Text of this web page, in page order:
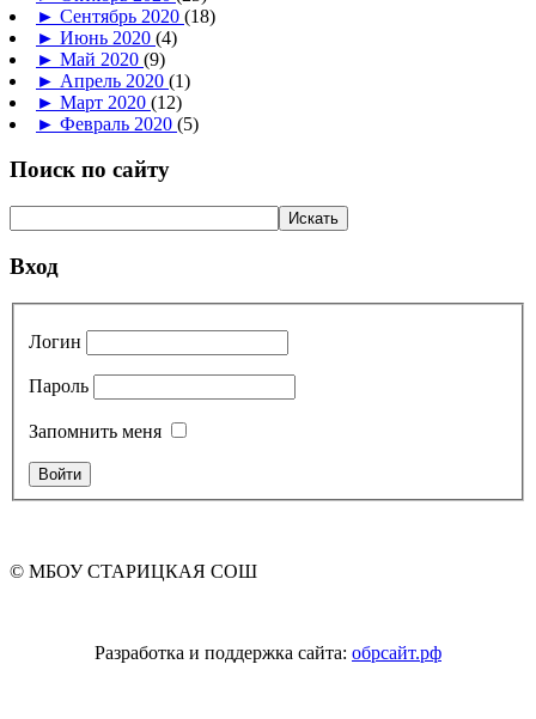
► Сентябрь 2020 (18)
► Июнь 2020 (4)
► Май 2020 (9)
► Апрель 2020 (1)
► Март 2020 (12)
► Февраль 2020 (5)
Поиск по сайту
Вход
Логин
Пароль
Запомнить меня
© МБОУ СТАРИЦКАЯ СОШ
Разработка и поддержка сайта: обрсайт.рф